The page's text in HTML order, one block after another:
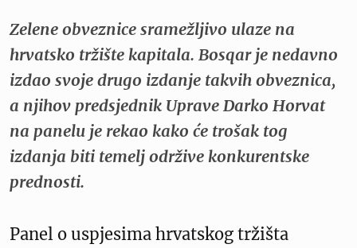
Zelene obveznice sramežljivo ulaze na
hrvatsko tržište kapitala. Bosqar je nedavno
izdao svoje drugo izdanje takvih obveznica,
a njihov predsjednik Uprave Darko Horvat
na panelu je rekao kako će trošak tog
izdanja biti temelj održive konkurentske
prednosti.
Panel o uspjesima hrvatskog tržišta